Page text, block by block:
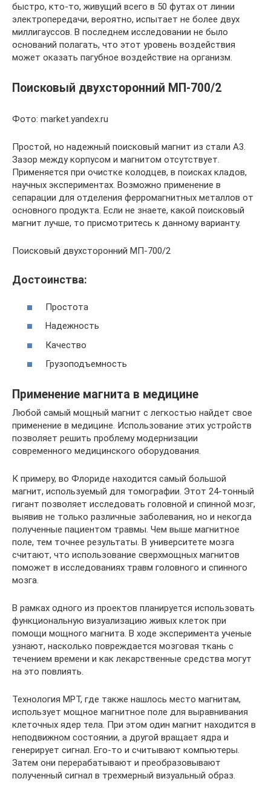
быстро, кто-то, живущий всего в 50 футах от линии
электропередачи, вероятно, испытает не более двух
миллигауссов. В последнем исследовании не было
оснований полагать, что этот уровень воздействия
может оказать пагубное воздействие на организм.
Поисковый двухсторонний МП-700/2
Фото: market.yandex.ru
Простой, но надежный поисковый магнит из стали А3.
Зазор между корпусом и магнитом отсутствует.
Применяется при очистке колодцев, в поисках кладов,
научных экспериментах. Возможно применение в
сепарации для отделения ферромагнитных металлов от
основного продукта. Если не знаете, какой поисковый
магнит лучше, то присмотритесь к данному варианту.
Поисковый двухсторонний МП-700/2
Достоинства:
Простота
Надежность
Качество
Грузоподъемность
Применение магнита в медицине
Любой самый мощный магнит с легкостью найдет свое
применение в медицине. Использование этих устройств
позволяет решить проблему модернизации
современного медицинского оборудования.
К примеру, во Флориде находится самый большой
магнит, используемый для томографии. Этот 24-тонный
гигант позволяет исследовать головной и спинной мозг,
выявив не только различные заболевания, но и некогда
полученные пациентом травмы. Чем выше магнитное
поле, тем точнее результаты. В университете мозга
считают, что использование сверхмощных магнитов
поможет в исследованиях травм головного и спинного
мозга.
В рамках одного из проектов планируется использовать
функциональную визуализацию живых клеток при
помощи мощного магнита. В ходе эксперимента ученые
узнают, насколько повреждается мозговая ткань с
течением времени и как лекарственные средства могут
на это повлиять.
Технология МРТ, где также нашлось место магнитам,
использует мощное магнитное поле для выравнивания
клеточных ядер тела. При этом один магнит находится в
неподвижном состоянии, а другой вращает ядра и
генерирует сигнал. Его-то и считывают компьютеры.
Затем они перерабатывают и преобразовывают
полученный сигнал в трехмерный визуальный образ.